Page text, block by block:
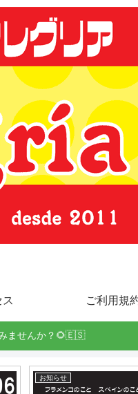
ご利用規
みませんか？🌻🇪🇸
お知らせ